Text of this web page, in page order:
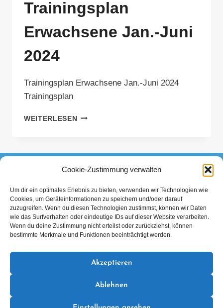
Cookie-Zustimmung verwalten
Um dir ein optimales Erlebnis zu bieten, verwenden wir Technologien wie
Cookies, um Geräteinformationen zu speichern und/oder darauf
zuzugreifen. Wenn du diesen Technologien zustimmst, können wir Daten
wie das Surfverhalten oder eindeutige IDs auf dieser Website verarbeiten.
Wenn du deine Zustimmung nicht erteilst oder zurückziehst, können
bestimmte Merkmale und Funktionen beeinträchtigt werden.
Akzeptieren
Ablehnen
Trainingsplan
Erwachsene Jan.-Juni
2024
Trainingsplan Erwachsene Jan.-Juni 2024
Trainingsplan
WEITERLESENTRAININGSPLAN
2024
Datenschutzerklärung Impressum
Mitglied im Verband Deutscher Sporttaucher e.V.